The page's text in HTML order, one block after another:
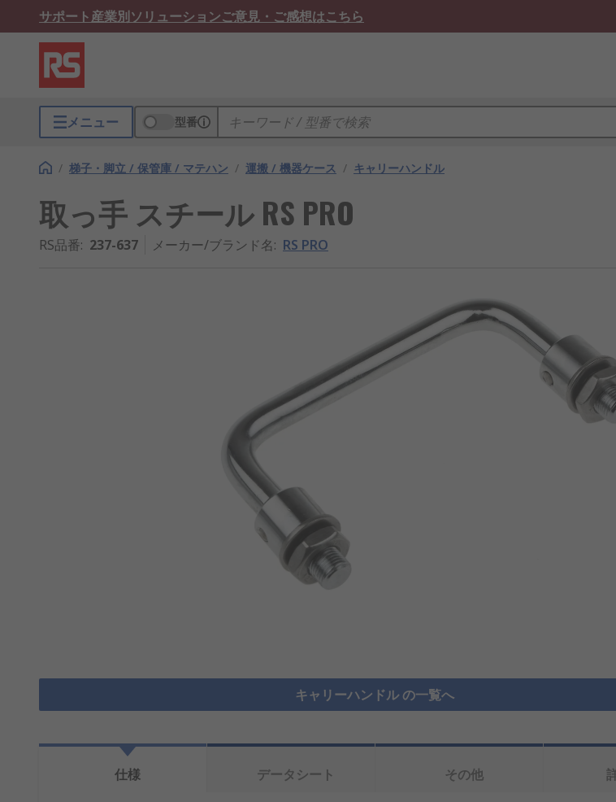
サポート産業別ソリューションご意見・ご感想はこちら
メニュー 型番
/ 梯子・脚立 / 保管庫 / マテハン / 運搬 / 機器ケース / キャリーハンドル
取っ手 スチール RS PRO
RS品番: 237-637 メーカー/ブランド名: RS PRO
キャリーハンドル の一覧へ
仕様 データシート その他